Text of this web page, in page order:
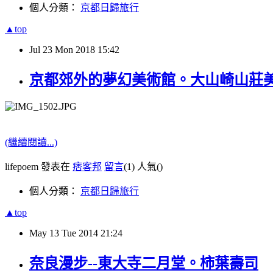
個人分類： 京都日歸旅行
▲top
Jul 23 Mon 2018 15:42
京都郊外的夢幻美術館。大山崎山莊
(繼續閱讀...)
lifepoem 發表在 痞客邦 留言(1) 人氣()
個人分類： 京都日歸旅行
▲top
May 13 Tue 2014 21:24
奈良漫步--東大寺二月堂。柿葉壽司